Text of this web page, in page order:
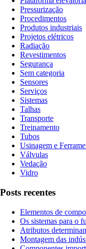
Pressurização
Procedimentos
Produtos industriais
Projetos elétricos
Radiação
Revestimentos
Segurança
Sem categoria
Sensores
Serviços
Sistemas
Talhas
Transporte
Treinamento
Tubos
Usinagem e
Válvulas
Vedação
Vidro
Posts recentes
Elementos de
Os sistemas para o
Atributos
Montagem das